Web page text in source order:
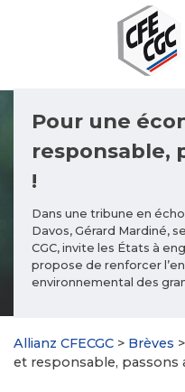
Pour une
responsable,
!
Dans une tribune en
Davos, Gérard Mardiné,
CGC, invite les États à
propose de renforcer
environnemental des
Allianz CFECGC > Brèves >
et responsable, passons